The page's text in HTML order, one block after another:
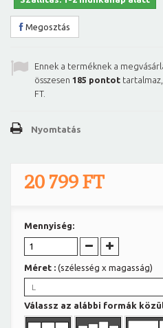
Megosztás
Ennek a terméknek a
összesen 185 pontot
FT.
Nyomtatás
20 799 FT
Mennyiség:
Méret : (szélesség x magasság)
L
Válassz az alábbi formák